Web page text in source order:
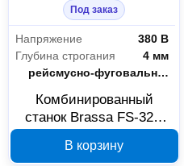
Под заказ
Напряжение
380 В
Глубина строгания
4 мм
Тип станка
рейсмусно-фуговальный
Комбинированный
станок Brassa FS-32N
В корзину